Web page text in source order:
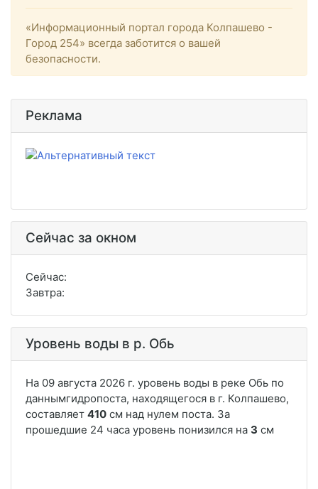
«Информационный портал города Колпашево -
Город 254» всегда заботится о вашей
безопасности.
Реклама
Сейчас за окном
Сейчас:
Завтра:
Уровень воды в р. Обь